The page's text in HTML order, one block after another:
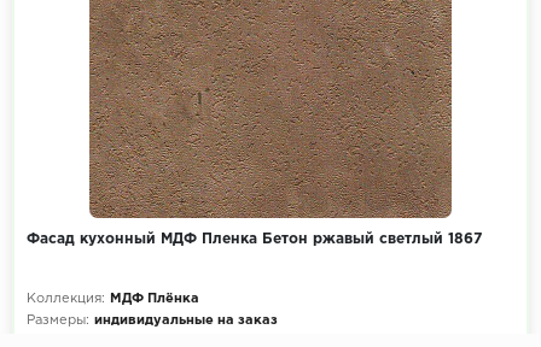
Фасад кухонный МДФ Пленка Бетон ржавый светлый 1867
Коллекция:
МДФ Плёнка
Размеры: индивидуальные на заказ